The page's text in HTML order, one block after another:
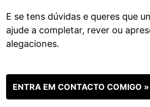
E se tens dúvidas e queres que
ajude a completar, rever ou
alegaciones.
ENTRA EM CONTACTO COMIGO »